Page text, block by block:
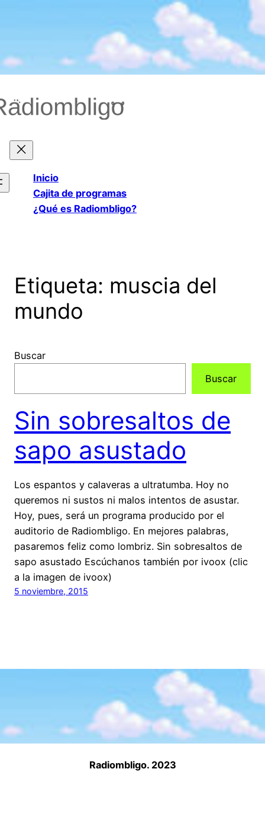
Inicio
Cajita de programas
¿Qué es Radiombligo?
Etiqueta: muscia del
mundo
Buscar
Buscar
Sin sobresaltos de
sapo asustado
Los espantos y calaveras a ultratumba. Hoy no
queremos ni sustos ni malos intentos de asustar.
Hoy, pues, será un programa producido por el
auditorio de Radiombligo. En mejores palabras,
pasaremos feliz como lombriz. Sin sobresaltos de
sapo asustado Escúchanos también por ivoox (clic
a la imagen de ivoox)
5 noviembre, 2015
Radiombligo. 2023